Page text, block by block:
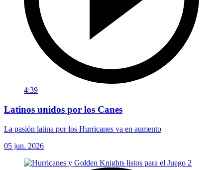
4:39
Latinos unidos por los Canes
La pasión latina por los Hurricanes va en aumento
05 jun. 2026